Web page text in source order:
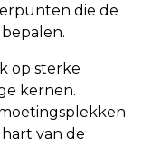
die de
op sterke
kernen.
van de